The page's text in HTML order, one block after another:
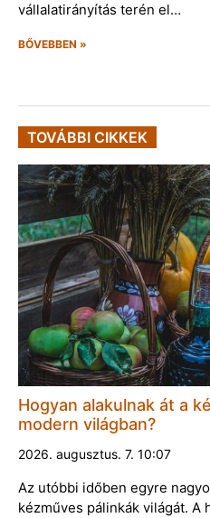
vállalatirányítás terén el…
BŐVEBBEN »
TOVÁBBI CIKKEK
Hogyan alakulnak át a
modern világban?
2026. augusztus. 7. 10:07
Az utóbbi időben egyre
kézműves pálinkák világát. A